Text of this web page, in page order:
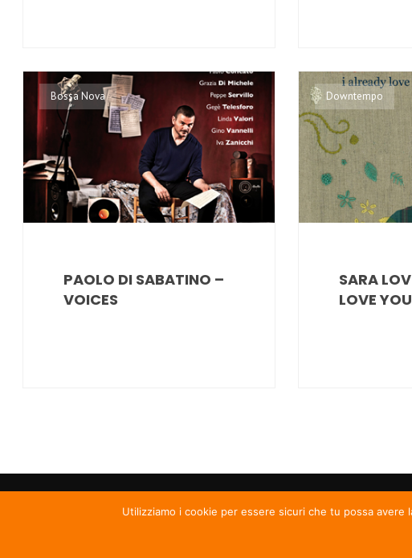
Bossa Nova
PAOLO DI SABATINO –
VOICES
Downtempo
SARA
LOVE YOU
Utilizziamo i cookie per essere sicuri che tu possa